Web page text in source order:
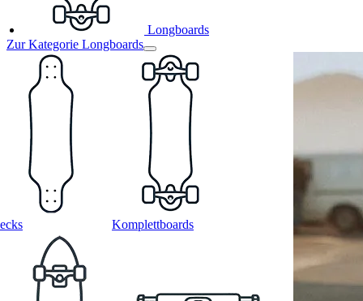
Longboards
Zur Kategorie Longboards
Komplettboards